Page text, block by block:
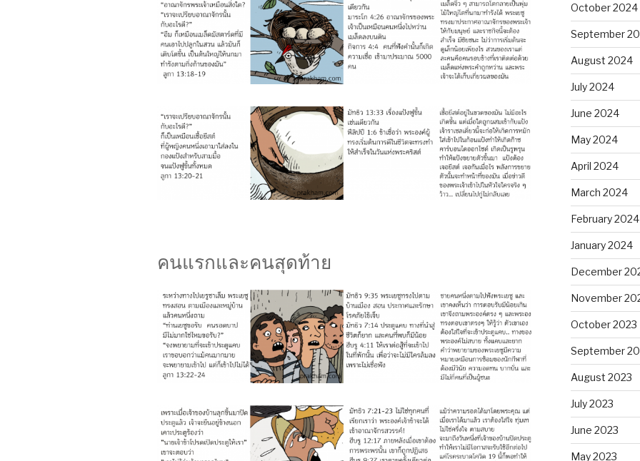
คนแรกและคนสุดท้าย
October 2024
September
August 2024
July 2024
June 2024
May 2024
April 2024
March 2024
February 2024
January 2024
December
November
October 2023
September
August 2023
July 2023
June 2023
May 2023